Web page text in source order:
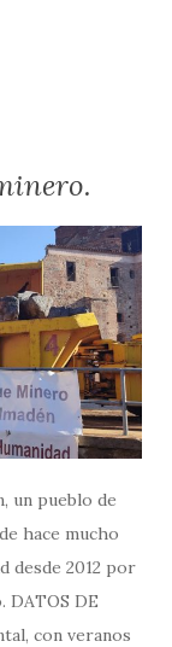
un pueblo de
hace mucho
desde 2012 por
DATOS DE
con veranos